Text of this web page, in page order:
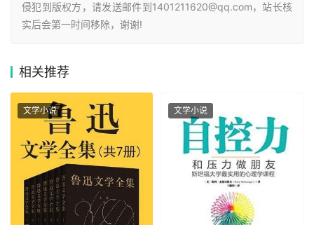
侵犯到版权方，请发送邮件到1401211620@qq.com，站长核
实后会第一时间移除，谢谢!
相关推荐
文学小说 文学小说